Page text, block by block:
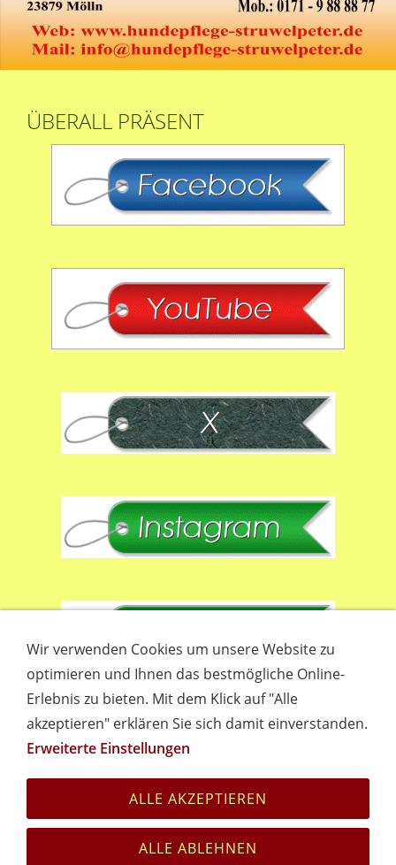
ÜBERALL PRÄSENT
Empfehlungen Links
Wir verwenden Cookies um unsere Website zu
optimieren und Ihnen das bestmögliche Online-
Erlebnis zu bieten. Mit dem Klick auf "Alle
akzeptieren" erklären Sie sich damit einverstanden.
Erweiterte Einstellungen
ALLE AKZEPTIEREN
ALLE ABLEHNEN